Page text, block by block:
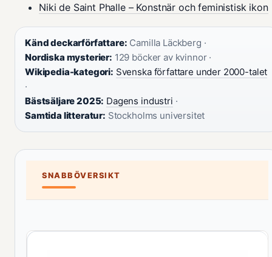
Niki de Saint Phalle – Konstnär och feministisk ikon
Känd deckarförfattare: Camilla Läckberg ·
Nordiska mysterier: 129 böcker av kvinnor ·
Wikipedia-kategori: Svenska författare under 2000-talet
·
Bästsäljare 2025: Dagens industri ·
Samtida litteratur: Stockholms universitet
SNABBÖVERSIKT